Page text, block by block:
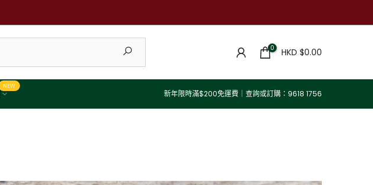
0 HKD $0.00
NEW
新年限時滿$200免運費｜查詢或訂購：9618 1756